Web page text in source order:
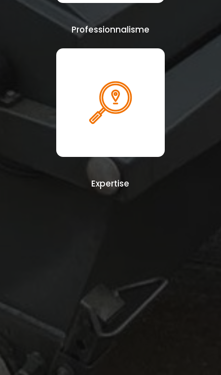
Professionnalisme
Expertise